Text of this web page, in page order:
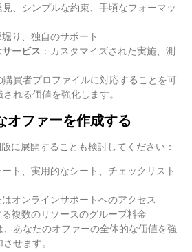
見、シンプルな約束、手頃なフォーマッ
り、独自のサポート
ービス ：カスタマイズされた実施、測
買者プロファイルに対応することを可
れる価値を強化します。
オファーを作成する
に展開することも検討してください：
ト、実用的なシート、チェックリスト
オンラインサポートへのアクセス
複数のリソースのグループ料金
あなたのオファーの全体的な価値を強
せます。